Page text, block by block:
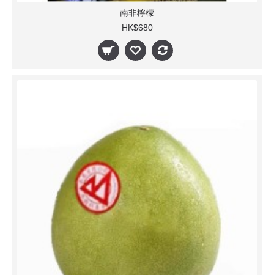
南非檸檬
HK$680